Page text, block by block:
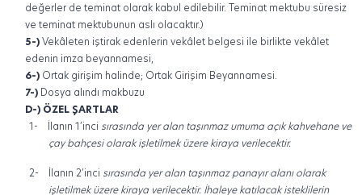
değerler de teminat olarak kabul edilebilir. Teminat mektubu süresiz
ve teminat mektubunun aslı olacaktır.)
5-)Vekâleten iştirak edenlerin vekâlet belgesi ile birlikte vekâlet
edenin imza beyannamesi,
6-)Ortak girişim halinde; Ortak Girişim Beyannamesi.
7-) Dosya alındı makbuzu
D-) ÖZEL ŞARTLAR
1-
İlanın 1’inci sırasında yer alan taşınmaz umuma açık kahvehane ve
çay bahçesi olarak işletilmek üzere kiraya verilecektir.
2- İlanın 2’inci sırasında yer alan taşınmaz panayır alanı olarak
işletilmek üzere kiraya verilecektir. İhaleye katılacak isteklilerin